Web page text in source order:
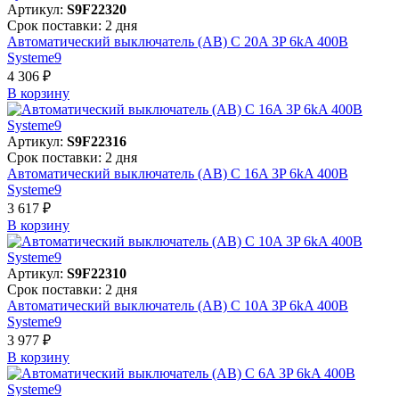
Артикул: S9F22320
Срок поставки: 2 дня
Автоматический выключатель (АВ) C 20A 3P 6kA 400В
Systeme9
4 306 ₽
В корзинy
Артикул: S9F22316
Срок поставки: 2 дня
Автоматический выключатель (АВ) C 16A 3P 6kA 400В
Systeme9
3 617 ₽
В корзинy
Артикул: S9F22310
Срок поставки: 2 дня
Автоматический выключатель (АВ) C 10A 3P 6kA 400В
Systeme9
3 977 ₽
В корзинy